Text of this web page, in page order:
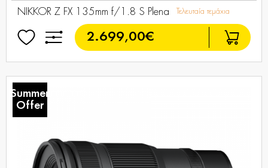
NIKKOR Z FX 135mm f/1.8 S Plena Τελευταία τεμάχια
2.699,00€
Summer
Offer